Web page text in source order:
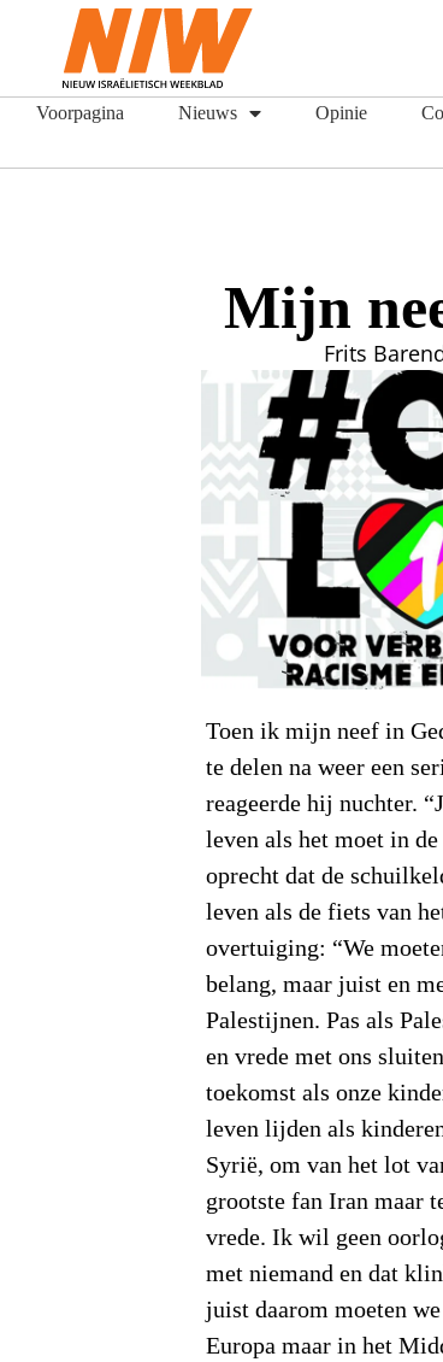
Voorpagina Nieuws Opinie
Mijn
Frits
Toen ik mijn neef in
te delen na weer een
reageerde hij nuchter.
leven als het moet in
oprecht dat de
leven als de fiets van
overtuiging: “We
belang, maar juist en
Palestijnen. Pas als
en vrede met ons
toekomst als onze
leven lijden als
Syrië, om van het lot
grootste fan Iran maar
vrede. Ik wil geen
met niemand en dat
juist daarom moeten
Europa maar in het